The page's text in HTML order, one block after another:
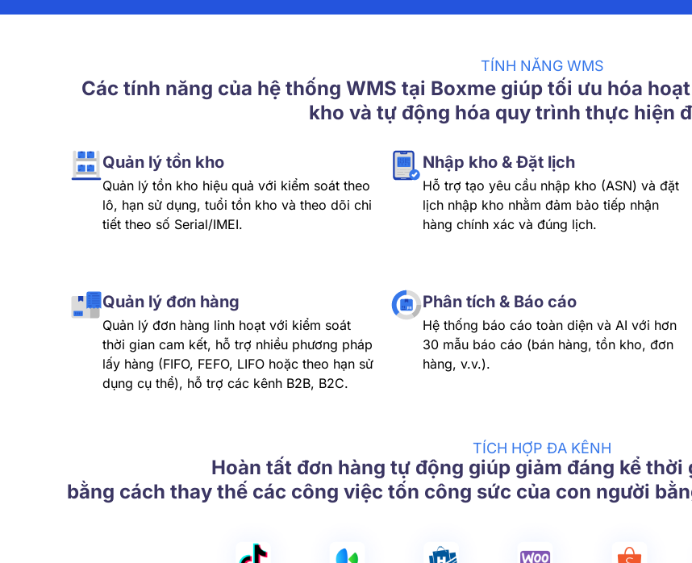
TÍNH NĂNG WMS
Các tính năng của hệ thống WMS tại Boxme giúp tối ưu hóa
kho và tự động hóa quy trình thực hiện
Quản lý tồn kho
Quản lý tồn kho hiệu quả với kiểm soát theo
lô, hạn sử dụng, tuổi tồn kho và theo dõi chi
tiết theo số Serial/IMEI.
Nhập kho & Đặt lịch
Hỗ trợ tạo yêu cầu nhập kho (ASN) và đặt
lịch nhập kho nhằm đảm bảo tiếp nhận
hàng chính xác và đúng lịch.
Quản lý đơn hàng
Quản lý đơn hàng linh hoạt với kiểm soát
thời gian cam kết, hỗ trợ nhiều phương pháp
lấy hàng (FIFO, FEFO, LIFO hoặc theo hạn sử
dụng cụ thể), hỗ trợ các kênh B2B, B2C.
Phân tích & Báo cáo
Hệ thống báo cáo toàn diện và AI với hơn
30 mẫu báo cáo (bán hàng, tồn kho, đơn
hàng, v.v.).
TÍCH HỢP ĐA KÊNH
Hoàn tất đơn hàng tự động giúp giảm đáng kể thời
bằng cách thay thế các công việc tốn công sức của con người